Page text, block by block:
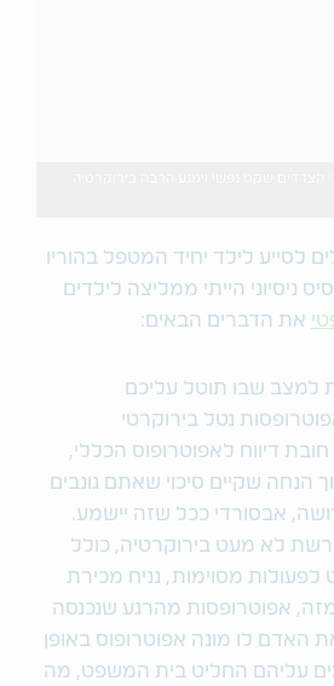
לסייע לילד יחיד המטפל בהוריו
ניסיוני הייתי ממליצה לילדים
את הדברים הבאים:
למצב שבו תוטל עליכם
נטל בירוקרטי
דיווח לאפוטרופוס הכללי,
הנחה שקיים סיכוי שאתם גונבים
אבסורדי ככל שזה יישמע.
לא מעט בירוקרטיה, כולל
מסוימות, נניח מכירת
אפוטרופסות מהרגע שנכנסה
האדם לו מונה אפוטרופוס באופן
עליהם החליט בית המשפט, מה